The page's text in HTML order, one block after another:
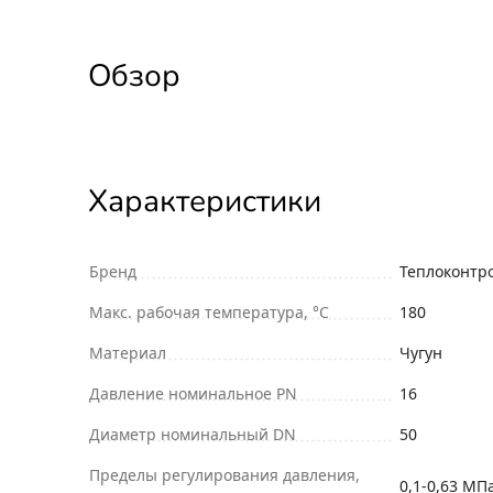
Обзор
Характеристики
Бренд
Макс. рабочая температура, °С
180
Материал
Чугун
Давление номинальное PN
16
Диаметр номинальный DN
50
Пределы регулирования давления,
0,1-0,63